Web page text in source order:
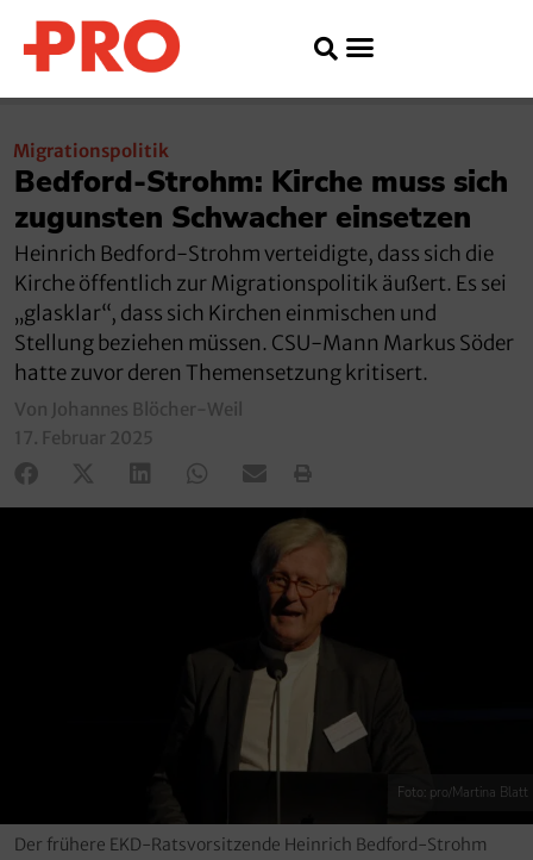
Migrationspolitik
Bedford-Strohm: Kirche muss sich
zugunsten Schwacher einsetzen
Heinrich Bedford-Strohm verteidigte, dass sich die
Kirche öffentlich zur Migrationspolitik äußert. Es sei
„glasklar“, dass sich Kirchen einmischen und
Stellung beziehen müssen. CSU-Mann Markus Söder
hatte zuvor deren Themensetzung kritisert.
Von Johannes Blöcher-Weil
17. Februar 2025
Foto: pro/Martina Blatt
Der frühere EKD-Ratsvorsitzende Heinrich Bedford-Strohm